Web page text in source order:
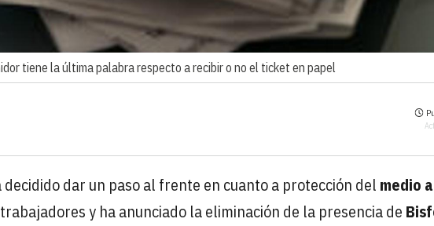
tiene la última palabra respecto a recibir o no el ticket en papel
decidido dar un paso al frente en cuanto a protección del medio
y ha anunciado la eliminación de la presencia de